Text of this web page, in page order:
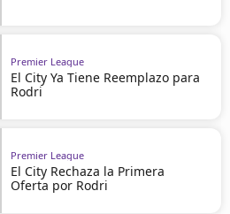
Premier League
El City Ya Tiene Reemplazo para
Rodri
Premier League
El City Rechaza la Primera
Oferta por Rodri